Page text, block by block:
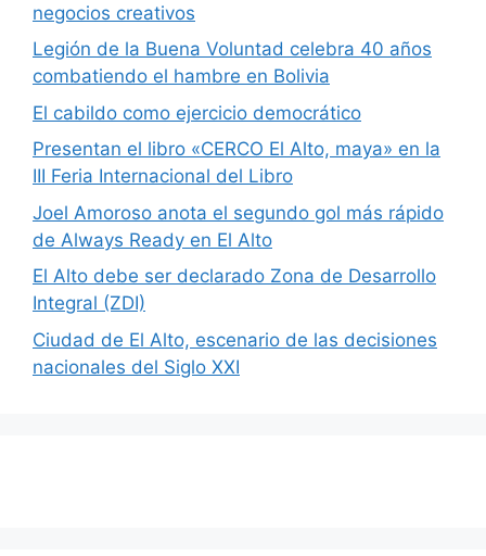
negocios creativos
Legión de la Buena Voluntad celebra 40 años
combatiendo el hambre en Bolivia
El cabildo como ejercicio democrático
Presentan el libro «CERCO El Alto, maya» en la
III Feria Internacional del Libro
Joel Amoroso anota el segundo gol más rápido
de Always Ready en El Alto
El Alto debe ser declarado Zona de Desarrollo
Integral (ZDI)
Ciudad de El Alto, escenario de las decisiones
nacionales del Siglo XXI